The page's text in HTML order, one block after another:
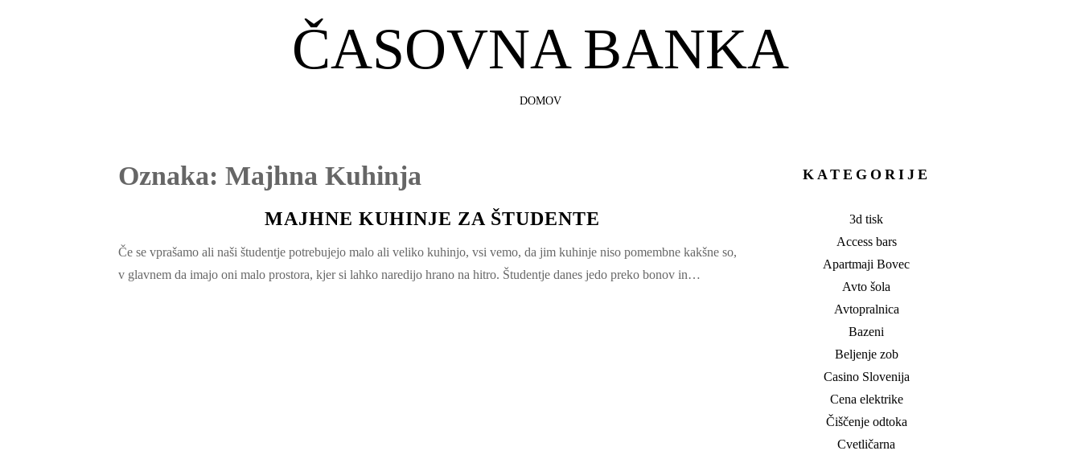
ČASOVNA BANKA
SKIP
DOMOV
Oznaka: Majhna Kuhinja
MAJHNE KUHINJE ZA ŠTUDENTE
Če se vprašamo ali naši študentje potrebujejo malo ali veliko kuhinjo, vsi vemo, da jim kuhinje niso pomembne kakšne so,
v glavnem da imajo oni malo prostora, kjer si lahko naredijo hrano na hitro. Študentje danes jedo preko bonov in…
KATEGORIJE
3d tisk
Access bars
Apartmaji Bovec
Avto šola
Avtopralnica
Bazeni
Beljenje zob
Casino Slovenija
Cena elektrike
Čiščenje odtoka
Cvetličarna